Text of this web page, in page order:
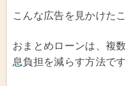
こんな広告を見かけた
おまとめローンは、複
息負担を減らす方法です